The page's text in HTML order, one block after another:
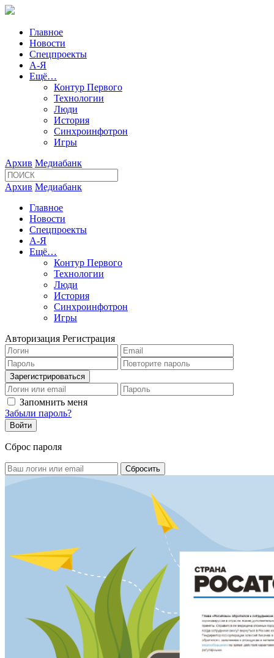
Главное
Новости
Спецпроекты
А-Я
Ещё…
Контур Первого
Технологии
Люди
История
Синхроинфотрон
Игры
Архив Медиабанк
Архив Медиабанк
Главное
Новости
Спецпроекты
А-Я
Ещё…
Контур Первого
Технологии
Люди
История
Синхроинфотрон
Игры
Авторизация Регистрация
Запомнить меня
Забыли пароль?
Сброс пароля